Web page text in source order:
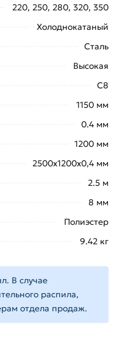
лист с
8 мм.
типу профлиста и
(глянцевый
типы.
и
220, 250, 280, 320, 350
Холоднокатаный
Сталь
Высокая
С8
1150 мм
0.4 мм
1200 мм
2500х1200х0,4 мм
2.5 м
8 мм
Полиэстер
9.42 кг
В случае
распила,
отдела продаж.